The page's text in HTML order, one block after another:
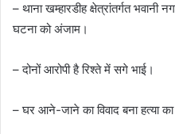
– थाना खम्हारडीह क्षेत्रांतर्गत भवानी
घटना को अंजाम।
– दोनों आरोपी है रिश्ते में सगे भाई।
– घर आने-जाने का विवाद बना हत्या